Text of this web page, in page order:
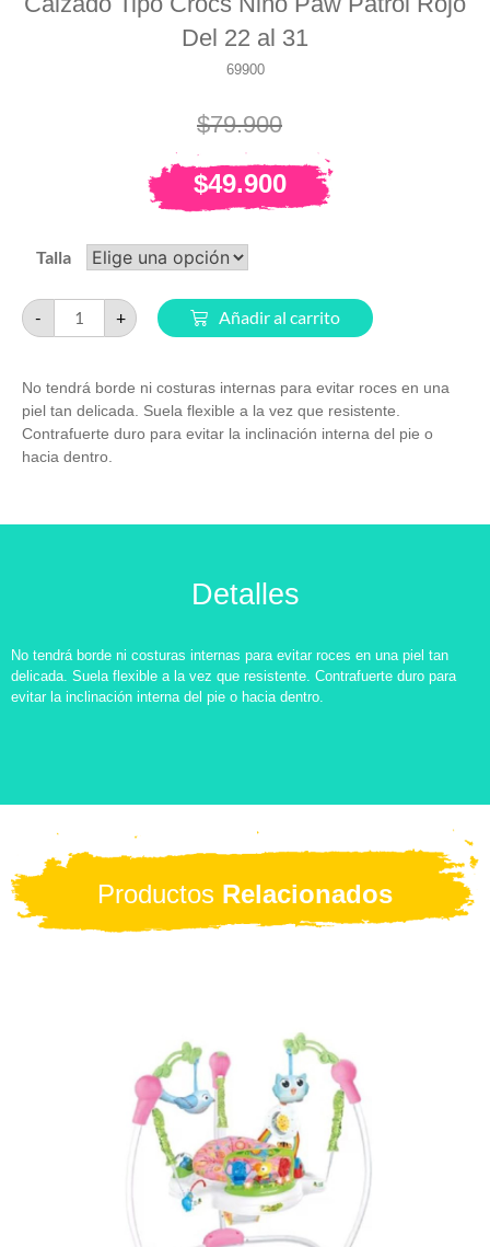
Del 22 al 31
69900
$79.900
$49.900
Talla
- + Añadir al carrito
No tendrá borde ni costuras internas para evitar roces en una
piel tan delicada. Suela flexible a la vez que resistente.
Contrafuerte duro para evitar la inclinación interna del pie o
hacia dentro.
Detalles
No tendrá borde ni costuras internas para evitar roces en una piel tan
delicada. Suela flexible a la vez que resistente. Contrafuerte duro para
evitar la inclinación interna del pie o hacia dentro.
Productos Relacionados